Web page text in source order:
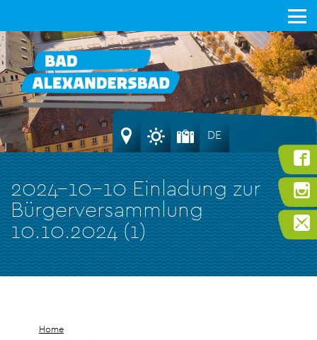
2024-10-10 Einladung zur
Bürgerversammlung
10.10.2024 (1)
DE
Home